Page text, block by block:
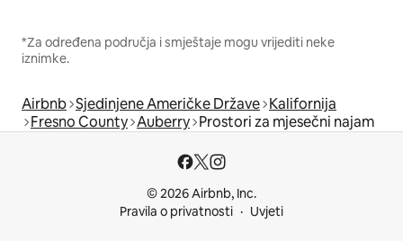
*Za određena područja i smještaje mogu vrijediti neke
iznimke.
Airbnb Sjedinjene Američke Države Kalifornija
Fresno County Auberry Prostori za mjesečni najam
© 2026 Airbnb, Inc.
Pravila o privatnosti
Uvjeti